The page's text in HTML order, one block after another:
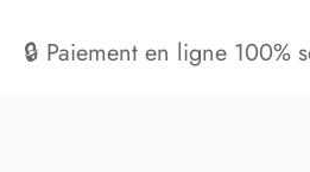
🔒 Paiement en ligne 100%